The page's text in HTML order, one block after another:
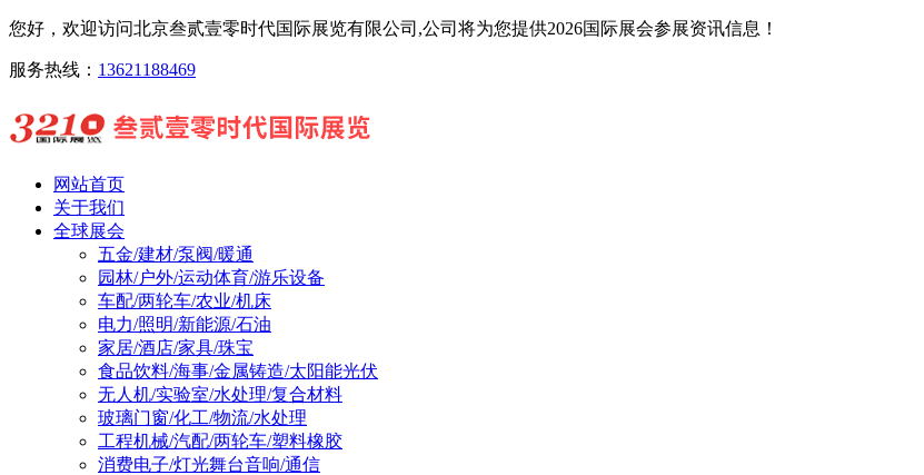
您好，欢迎访问北京叁贰壹零时代国际展览有限公司,公司将为您提供2026国际展会参展资讯信息！
服务热线： 13621188469
网站首页
关于我们
全球展会
五金/建材/泵阀/暖通
园林/户外/运动体育/游乐设备
车配/两轮车/农业/机床
电力/照明/新能源/石油
家居/酒店/家具/珠宝
食品饮料/海事/金属铸造/太阳能光伏
无人机/实验室/水处理/复合材料
玻璃门窗/化工/物流/水处理
工程机械/汽配/两轮车/塑料橡胶
消费电子/灯光舞台音响/通信